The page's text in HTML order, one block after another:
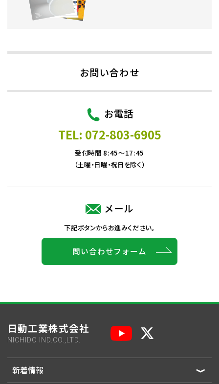
お問い合わせ
お電話
TEL: 072-803-6905
受付時間 8:45～17:45
（土曜・日曜・祝日を除く）
メール
下記ボタンからお進みください。
問い合わせフォーム
日動工業株式会社
NICHIDO IND.CO.,LTD.
新着情報